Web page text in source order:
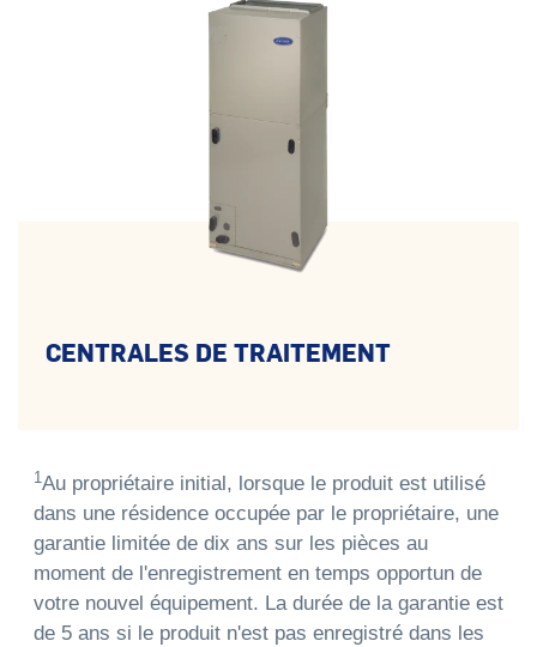
CENTRALES DE TRAITEMENT
1Au propriétaire initial, lorsque le produit est utilisé
dans une résidence occupée par le propriétaire, une
garantie limitée de dix ans sur les pièces au
moment de l'enregistrement en temps opportun de
votre nouvel équipement. La durée de la garantie est
de 5 ans si le produit n'est pas enregistré dans les